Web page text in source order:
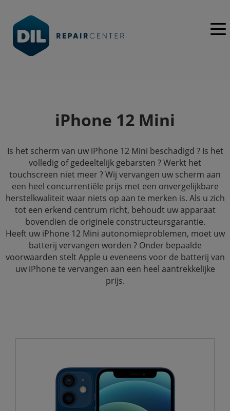
iPhone 12 Mini
Is het scherm van uw iPhone 12 Mini beschadigd ? Is het
volledig of gedeeltelijk gebarsten ? Werkt het
touchscreen niet meer ? Wij vervangen uw scherm aan
een heel concurrentiële prijs met een onvergelijkbare
herstelkwaliteit waar niets op aan te merken is. Als u zich
tot een erkend centrum richt, behoudt uw apparaat
bovendien de originele constructeursgarantie.
Heeft uw iPhone 12 Mini autonomieproblemen, moet uw
batterij vervangen worden ? Onder bepaalde
voorwaarden stelt Apple u eveneens voor de batterij van
uw iPhone te vervangen aan een heel aantrekkelijke
prijs.